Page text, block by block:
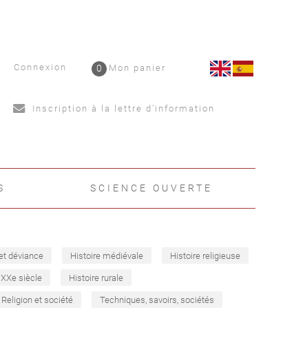
Connexion Mon panier
0
Inscription à la lettre d'information
SCIENCE OUVERTE
déviance Histoire médiévale Histoire religieuse
siècle Histoire rurale
Religion et société Techniques, savoirs, sociétés